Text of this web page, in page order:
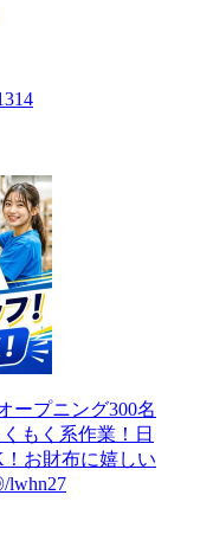
ープニング300名
もく系作業！日
お財布に嬉しい
lwhn27